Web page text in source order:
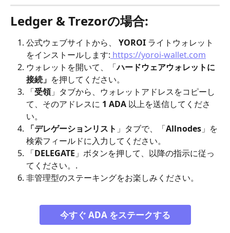
Ledger & Trezorの場合:
公式ウェブサイトから、 YOROI ライトウォレット
をインストールします: https://yoroi-wallet.com
ウォレットを開いて、「ハードウェアウォレットに
接続」 を押してください。
「受領」タブから、ウォレットアドレスをコピーし
て、そのアドレスに 1 ADA 以上を送信してくださ
い。
「デレゲーションリスト 」タブで、「Allnodes 」を
検索フィールドに入力してください。
「DELEGATE 」ボタンを押して、以降の指示に従っ
てください。.
非管理型のステーキングをお楽しみください。
今すぐ ADA をステークする